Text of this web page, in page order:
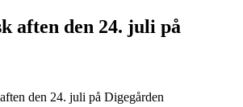
aften den 24. juli på
den 24. juli på Digegården